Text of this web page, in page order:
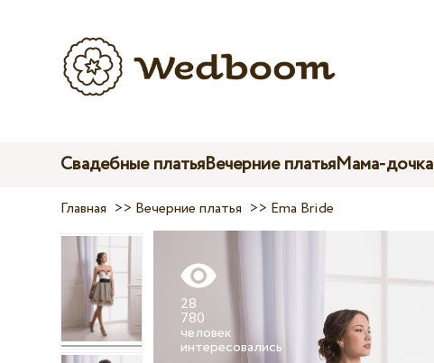
Свадебные платьяВечерние платьяМама-дочка
Главная >> Вечерние платья >> Ema Bride
28
780
человек